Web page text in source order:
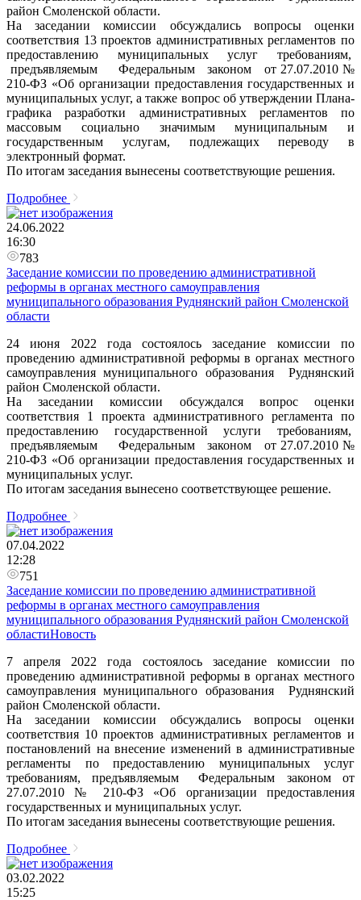
район Смоленской области.
На заседании комиссии обсуждались вопросы оценки
соответствия 13 проектов административных регламентов по
предоставлению муниципальных услуг требованиям,
предъявляемым Федеральным законом от 27.07.2010 №
210-ФЗ «Об организации предоставления государственных и
муниципальных услуг, а также вопрос об утверждении Плана-
графика разработки административных регламентов по
массовым социально значимым муниципальным и
государственным услугам, подлежащих переводу в
электронный формат.
По итогам заседания вынесены соответствующие решения.
Подробнее
24.06.2022
16:30
783
Заседание комиссии по проведению административной
реформы в органах местного самоуправления
муниципального образования Руднянский район Смоленской
области
24 июня 2022 года состоялось заседание комиссии по
проведению административной реформы в органах местного
самоуправления муниципального образования Руднянский
район Смоленской области.
На заседании комиссии обсуждался вопрос оценки
соответствия 1 проекта административного регламента по
предоставлению государственной услуги требованиям,
предъявляемым Федеральным законом от 27.07.2010 №
210-ФЗ «Об организации предоставления государственных и
муниципальных услуг.
По итогам заседания вынесено соответствующее решение.
Подробнее
07.04.2022
12:28
751
Заседание комиссии по проведению административной
реформы в органах местного самоуправления
муниципального образования Руднянский район Смоленской
областиНовость
7 апреля 2022 года состоялось заседание комиссии по
проведению административной реформы в органах местного
самоуправления муниципального образования Руднянский
район Смоленской области.
На заседании комиссии обсуждались вопросы оценки
соответствия 10 проектов административных регламентов и
постановлений на внесение изменений в административные
регламенты по предоставлению муниципальных услуг
требованиям, предъявляемым Федеральным законом от
27.07.2010 № 210-ФЗ «Об организации предоставления
государственных и муниципальных услуг.
По итогам заседания вынесены соответствующие решения.
Подробнее
03.02.2022
15:25